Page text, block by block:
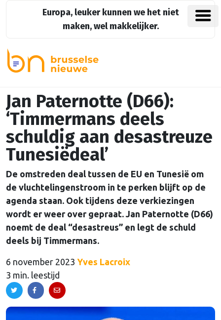
Europa, leuker kunnen we het niet
maken, wel makkelijker.
Jan Paternotte (D66):
‘Timmermans deels
schuldig aan desastreuze
Tunesiëdeal’
De omstreden deal tussen de EU en Tunesië om
de vluchtelingenstroom in te perken blijft op de
agenda staan. Ook tijdens deze verkiezingen
wordt er weer over gepraat. Jan Paternotte (D66)
noemt de deal “desastreus” en legt de schuld
deels bij Timmermans.
6 november 2023 Yves Lacroix
3 min. leestijd